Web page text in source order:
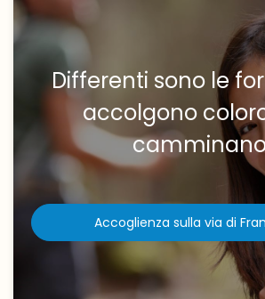
Differenti sono le
accolgono
Accoglienza sulla via di